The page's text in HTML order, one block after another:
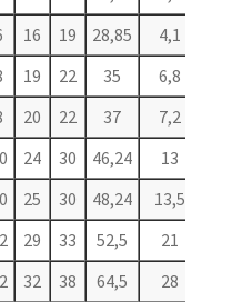
16 19 28,85
4,1
19 22 35
6,8
20 22 37
7,2
24 30 46,24
13
25 30 48,24
13,5
29 33 52,5
21
32 38 64,5
28